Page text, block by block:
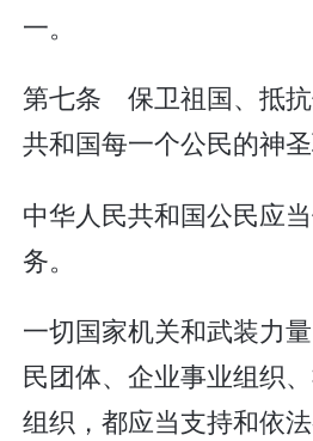
一。
第七条 保卫祖国、抵
共和国每一个公民的神圣
中华人民共和国公民应
务。
一切国家机关和武装力
民团体、企业事业组织
组织，都应当支持和依